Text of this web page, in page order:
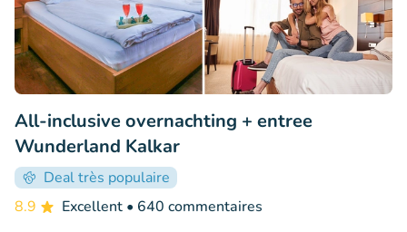
All-inclusive overnachting + entree
Wunderland Kalkar
Deal très populaire
8.9
Excellent • 640 commentaires